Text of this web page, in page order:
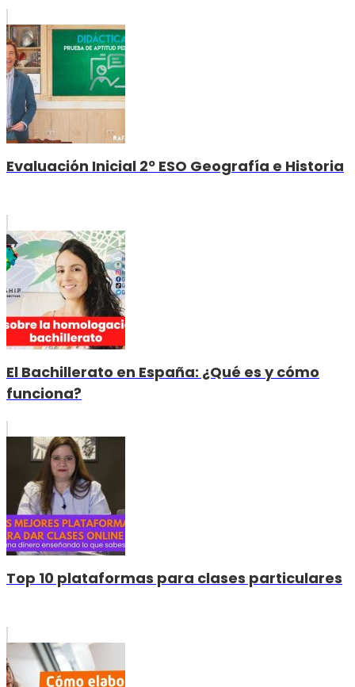
Evaluación Inicial 2º ESO Geografía e Historia
El Bachillerato en España: ¿Qué es y cómo
funciona?
Top 10 plataformas para clases particulares